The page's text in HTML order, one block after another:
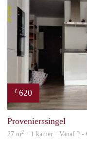
€ 620
Provenierssingel
27 m2 · 1 kamer · Vanaf ?